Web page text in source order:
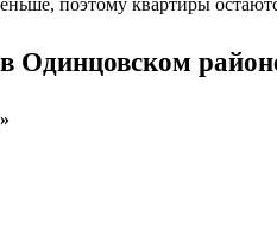
поэтому квартиры
Одинцовском